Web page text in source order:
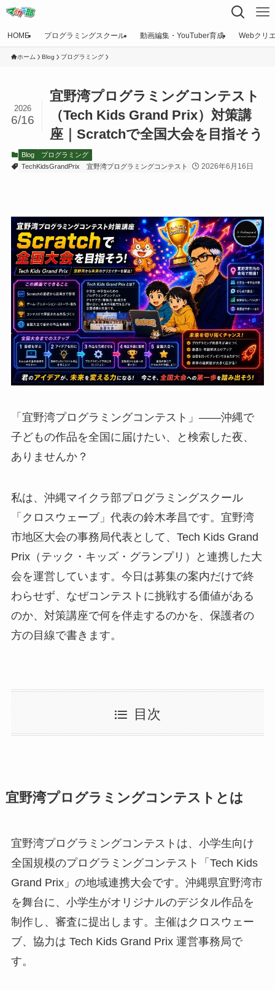
HOME プログラミングスクール 動画編集・YouTuber育成 Webクリ
ホーム Blog プログラミング
宜野湾プログラミングコンテスト
（Tech Kids Grand Prix）対策講
座｜Scratchで全国大会を目指そう
2026
6/16
Blog
プログラミング
TechKidsGrandPrix
宜野湾プログラミングコンテスト 2026年6月16日
「宜野湾プログラミングコンテスト」——沖縄で
子どもの作品を全国に届けたい、と検索した夜、
ありませんか？
私は、沖縄マイクラ部プログラミングスクール
「クロスウェーブ」代表の鈴木孝昌です。宜野湾
市地区大会の事務局代表として、Tech Kids Grand
Prix（テック・キッズ・グランプリ）と連携した大
会を運営しています。今日は募集の案内だけで終
わらせず、なぜコンテストに挑戦する価値がある
のか、対策講座で何を伴走するのかを、保護者の
方の目線で書きます。
目次
宜野湾プログラミングコンテストとは
宜野湾プログラミングコンテストは、小学生向け
全国規模のプログラミングコンテスト「Tech Kids
Grand Prix」の地域連携大会です。沖縄県宜野湾市
を舞台に、小学生がオリジナルのデジタル作品を
制作し、審査に提出します。主催はクロスウェー
ブ、協力は Tech Kids Grand Prix 運営事務局で
す。